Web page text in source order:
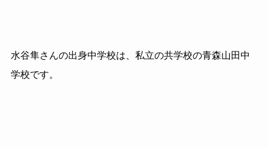
水谷隼さんの出身中学校は、私立の共学校の青森山田中
学校です。